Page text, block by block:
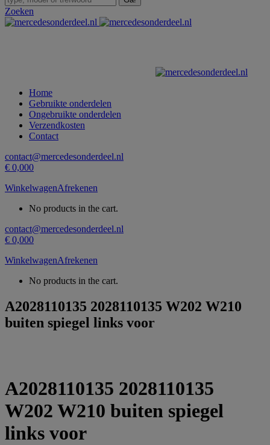
Zoeken
Home
Gebruikte onderdelen
Ongebruikte onderdelen
Verzendkosten
Contact
contact@mercedesonderdeel.nl
€ 0,000
WinkelwagenAfrekenen
No products in the cart.
contact@mercedesonderdeel.nl
€ 0,000
WinkelwagenAfrekenen
No products in the cart.
A2028110135 2028110135 W202 W210
buiten spiegel links voor
A2028110135 2028110135
W202 W210 buiten spiegel
links voor